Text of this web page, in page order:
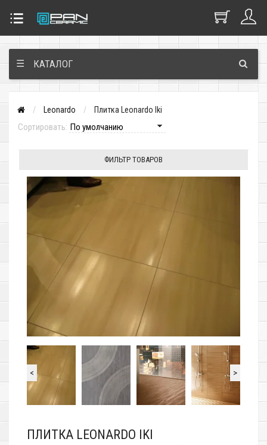
☰ КАТАЛОГ
Leonardo Плитка Leonardo Iki
Сортировать:
ФИЛЬТР ТОВАРОВ
< >
ПЛИТКА LEONARDO IKI